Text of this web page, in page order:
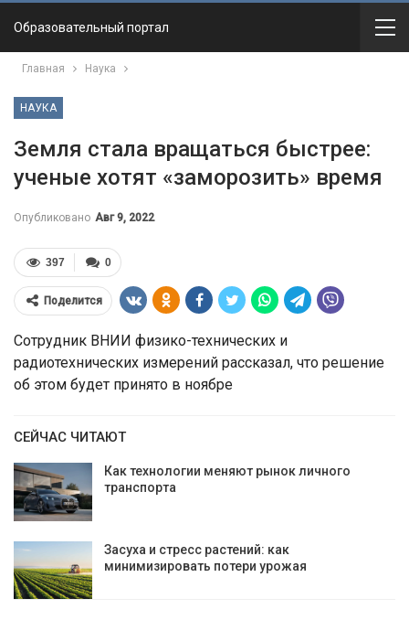
Образовательный портал
Главная Наука
НАУКА
Земля стала вращаться быстрее:
ученые хотят «заморозить» время
Опубликовано Авг 9, 2022
0
397
Поделится
Сотрудник ВНИИ физико-технических и
радиотехнических измерений рассказал, что решение
об этом будет принято в ноябре
СЕЙЧАС ЧИТАЮТ
Как технологии меняют рынок личного
транспорта
Засуха и стресс растений: как
минимизировать потери урожая